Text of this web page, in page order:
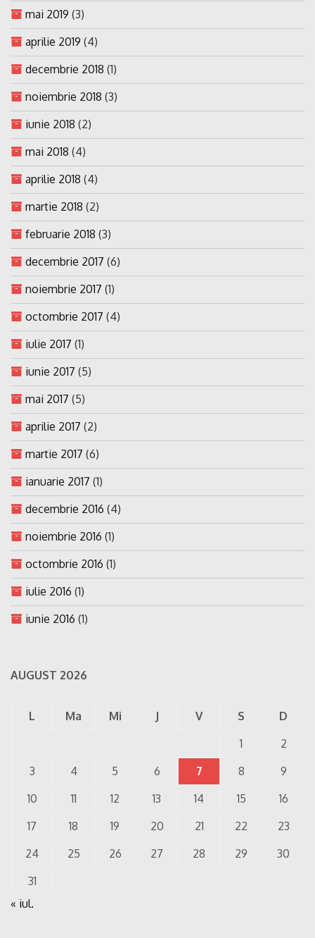
mai 2019 (3)
aprilie 2019 (4)
decembrie 2018 (1)
noiembrie 2018 (3)
iunie 2018 (2)
mai 2018 (4)
aprilie 2018 (4)
martie 2018 (2)
februarie 2018 (3)
decembrie 2017 (6)
noiembrie 2017 (1)
octombrie 2017 (4)
iulie 2017 (1)
iunie 2017 (5)
mai 2017 (5)
aprilie 2017 (2)
martie 2017 (6)
ianuarie 2017 (1)
decembrie 2016 (4)
noiembrie 2016 (1)
octombrie 2016 (1)
iulie 2016 (1)
iunie 2016 (1)
AUGUST 2026
L Ma Mi J V S
D
1
2
3
4 5 6 7 8
9
10
11 12 13 14 15
16
17
18 19 20 21 22
23
24
25 26 27 28 29
30
31
« iul.